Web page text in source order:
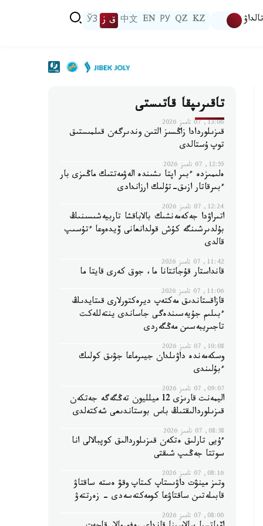
تالداۋ KZ
QZ
РУ
EN
中文 ق ز ЎЗ
تاقىرىپقا قاتىستى
13:06, 07 تامىز 2026
قىزىلوردادا زاڭسىز التىن وندىرگەن قىلمىستىق
توپ ۇستالدى
12:55, 07 تامىز 2026
ەلىمىزدە ءبىر اپتا ىشىندە الەۋمەتتىك ماڭىزى بار
ءبىرقاتار ازىق-تۇلىك ارزاندادى
12:24, 07 تامىز 2026
اتىراۋدا جەكەمەنشىك بالاباقشا تاربيەشىسىنىڭ
بۇلدىرشىنگە كۇش قولدانعانى ۆيدەوعا ءتۇسىپ
قالدى
11:42, 07 تامىز 2026
قانداستار قۇجاتتانا ما، جوق كەرى قايتا ما
11:06, 07 تامىز 2026
قازاقستاندىق مەكتەپ ديرەكتورلارى قىتايدىڭ
ءبىلىم جۇيەسىندەگى جاساندى ينتەللەكت
تاجىريبەسىن مەڭگەردى
10:08, 07 تامىز 2026
وسكەمەندە داۋىلدان جيىرماعا جۋىق كولىك
ءبۇلىندى
09:07, 07 تامىز 2026
اليمەنت قارىزى 12 ميلليون تەڭگەگە جەتكەن
قىزىلوردالىقتىڭ باس بوستاندىعى شەكتەلدى
08:38, 07 تامىز 2026
ءۇيى تارلىق ەتكەن قىزىلوردالىق كوپبالالى انا
سوتتا جەڭىپ شىقتى
08:16, 07 تامىز 2026
وتىز مينۋت داۋىستاپ كىتاپ وقۋ ەستە ساقتاۋ
قابىلەتىن ساقتاۋعا كومەكتەسەدى - زەرتتەۋ
08:00, 07 تامىز 2026